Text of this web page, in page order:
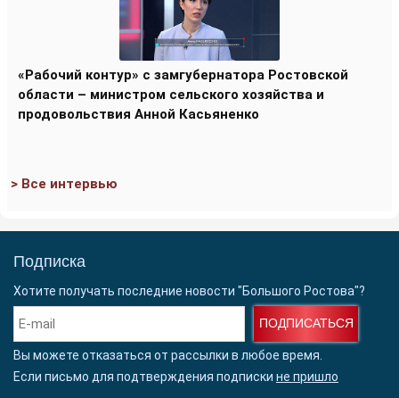
«Рабочий контур» с замгубернатора Ростовской
области – министром сельского хозяйства и
продовольствия Анной Касьяненко
> Все интервью
Подписка
Хотите получать последние новости "Большого Ростова"?
ПОДПИСАТЬСЯ
Вы можете отказаться от рассылки в любое время.
Если письмо для подтверждения подписки не пришло